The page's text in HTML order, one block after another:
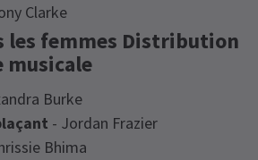
Clarke
les femmes Distribution
musicale
Burke
- Jordan Frazier
Bhima